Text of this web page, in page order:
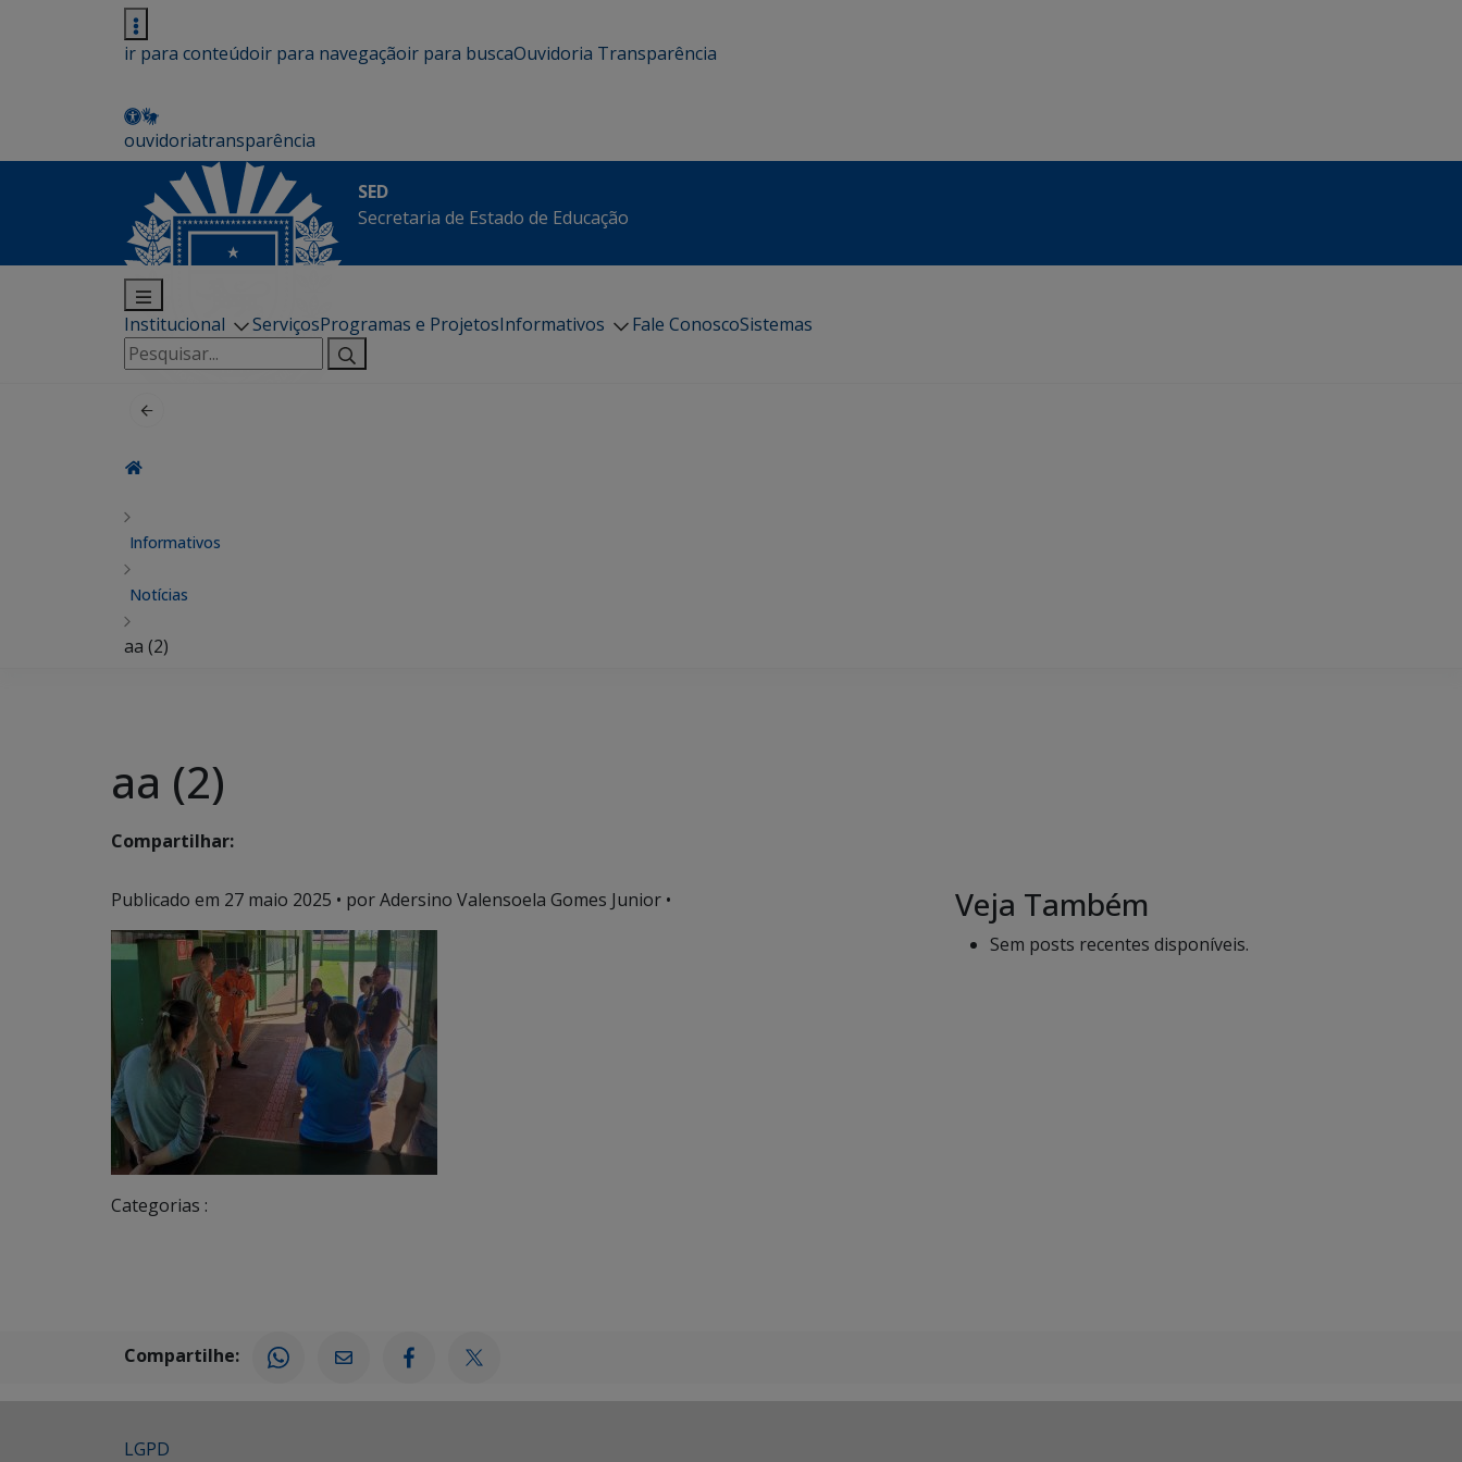
ir para conteúdoir para navegaçãoir para buscaOuvidoria Transparência
ouvidoriatransparência
SED
Secretaria de Estado de Educação
Institucional ServiçosProgramas e ProjetosInformativos Fale ConoscoSistemas
Pesquisar
por:
Informativos
Notícias
aa (2)
aa (2)
Compartilhar:
Publicado em 27 maio 2025 • por Adersino Valensoela Gomes Junior •
Categorias :
Veja Também
Sem posts recentes disponíveis.
Compartilhe:
LGPD